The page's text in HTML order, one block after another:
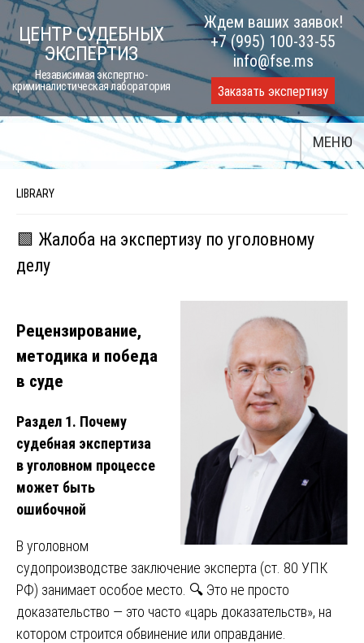
Skip
to
content
ЦЕНТР СУДЕБНЫХ
ЭКСПЕРТИЗ
Независимая экспертно-
криминалистическая лаборатория
Ждем ваших заявок!
+7 (995) 100-33-55
info@fse.ms
Заказать экспертизу
МЕНЮ
LIBRARY
🟩 Жалоба на экспертизу по уголовному
делу
Рецензирование,
методика и победа
в суде
Раздел 1. Почему
судебная экспертиза
в уголовном процессе
может быть
ошибочной
В уголовном
судопроизводстве заключение эксперта (ст. 80 УПК
РФ) занимает особое место. 🔍 Это не просто
доказательство — это часто «царь доказательств», на
котором строится обвинение или оправдание.